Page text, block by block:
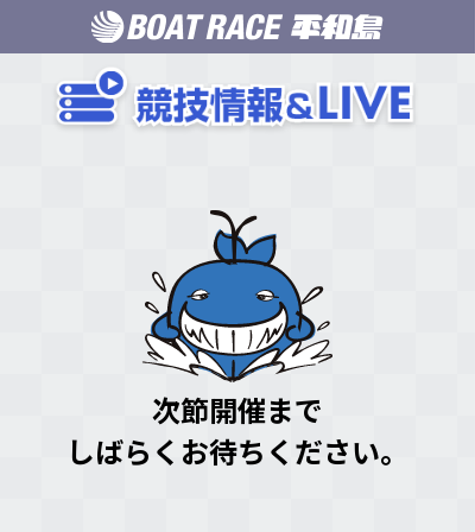
次節開催まで
しばらくお待ちください。